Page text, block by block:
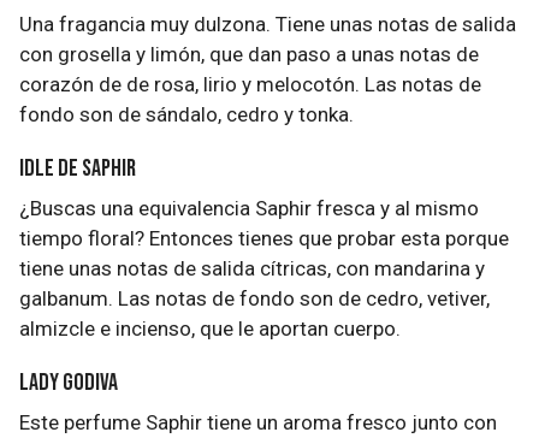
Una fragancia muy dulzona. Tiene unas notas de salida
con grosella y limón, que dan paso a unas notas de
corazón de de rosa, lirio y melocotón. Las notas de
fondo son de sándalo, cedro y tonka.
Idle de Saphir
¿Buscas una equivalencia Saphir fresca y al mismo
tiempo floral? Entonces tienes que probar esta porque
tiene unas notas de salida cítricas, con mandarina y
galbanum. Las notas de fondo son de cedro, vetiver,
almizcle e incienso, que le aportan cuerpo.
Lady Godiva
Este perfume Saphir tiene un aroma fresco junto con